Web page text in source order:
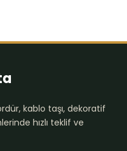
kablo taşı, dekoratif
hızlı teklif ve